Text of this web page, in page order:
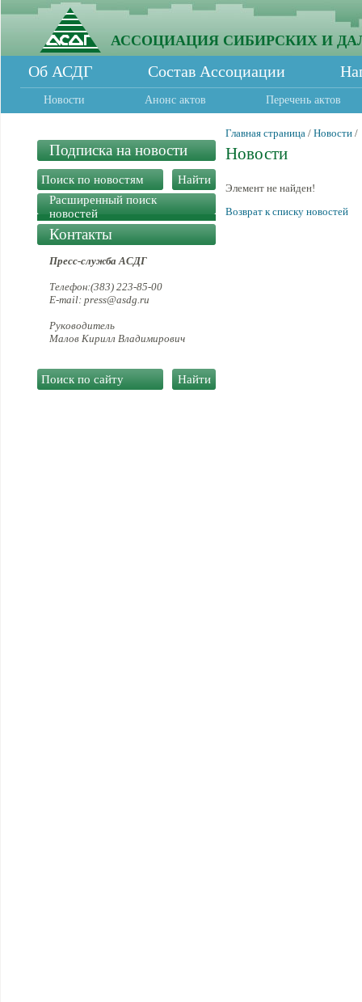
АССОЦИАЦИЯ СИБИРСКИХ И
Об АСДГ Состав Ассоциации
Новости Анонс актов Перечень актов
Подписка на новости
Расширенный поиск
новостей
Контакты
Пресс-служба АСДГ
Телефон:(383) 223-85-00
E-mail: press@asdg.ru
Руководитель
Малов Кирилл Владимирович
Главная страница / Новости /
Новости
Элемент не найден!
Возврат к списку новостей